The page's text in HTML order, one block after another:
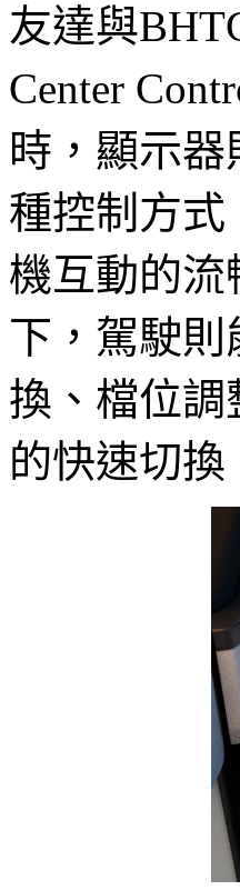
友達與
Center
時，顯示
種控制方
機互動的
下，駕駛
換、檔位
的快速切換